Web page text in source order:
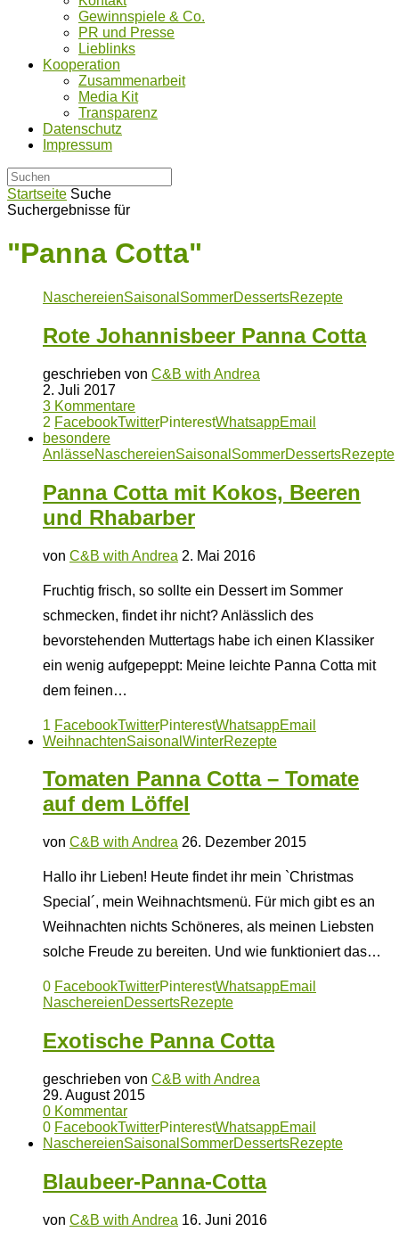
Gewinnspiele & Co.
PR und Presse
Lieblinks
Kooperation
Zusammenarbeit
Media Kit
Transparenz
Datenschutz
Impressum
Startseite Suche
Suchergebnisse für
"Panna Cotta"
NaschereienSaisonal SommerDessertsRezepte
Rote Johannisbeer Panna Cotta
geschrieben von C&B with Andrea
2. Juli 2017
3 Kommentare
2 FacebookTwitterPinterestWhatsappEmail
besondere
AnlässeNaschereienSaisonal SommerDessertsRezepte
Panna Cotta mit Kokos, Beeren
und Rhabarber
von C&B with Andrea 2. Mai 2016
Fruchtig frisch, so sollte ein Dessert im Sommer
schmecken, findet ihr nicht? Anlässlich des
bevorstehenden Muttertags habe ich einen Klassiker
ein wenig aufgepeppt: Meine leichte Panna Cotta mit
dem feinen…
1 FacebookTwitterPinterestWhatsappEmail
WeihnachtenSaisonal WinterRezepte
Tomaten Panna Cotta – Tomate
auf dem Löffel
von C&B with Andrea 26. Dezember 2015
Hallo ihr Lieben! Heute findet ihr mein `Christmas
Special´, mein Weihnachtsmenü. Für mich gibt es an
Weihnachten nichts Schöneres, als meinen Liebsten
solche Freude zu bereiten. Und wie funktioniert das…
0 FacebookTwitterPinterestWhatsappEmail
NaschereienDessertsRezepte
Exotische Panna Cotta
geschrieben von C&B with Andrea
29. August 2015
0 Kommentar
0 FacebookTwitterPinterestWhatsappEmail
NaschereienSaisonal SommerDessertsRezepte
Blaubeer-Panna-Cotta
von C&B with Andrea 16. Juni 2016